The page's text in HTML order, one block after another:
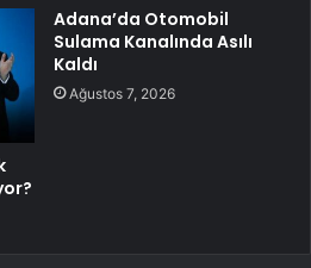
Adana’da Otomobil
Sulama Kanalında Asılı
Kaldı
Ağustos 7, 2026